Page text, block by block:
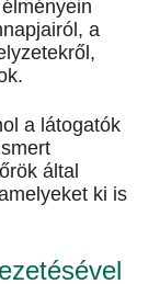
a
a látogatók
által
ki is